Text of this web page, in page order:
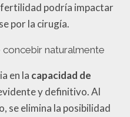
podría impactar
por la cirugía.
naturalmente
en la capacidad de
y definitivo. Al
se elimina la posibilidad